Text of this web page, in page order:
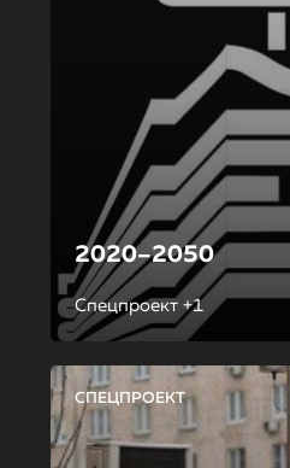
2020–2050
Спецпроект +1
СПЕЦПРОЕКТ